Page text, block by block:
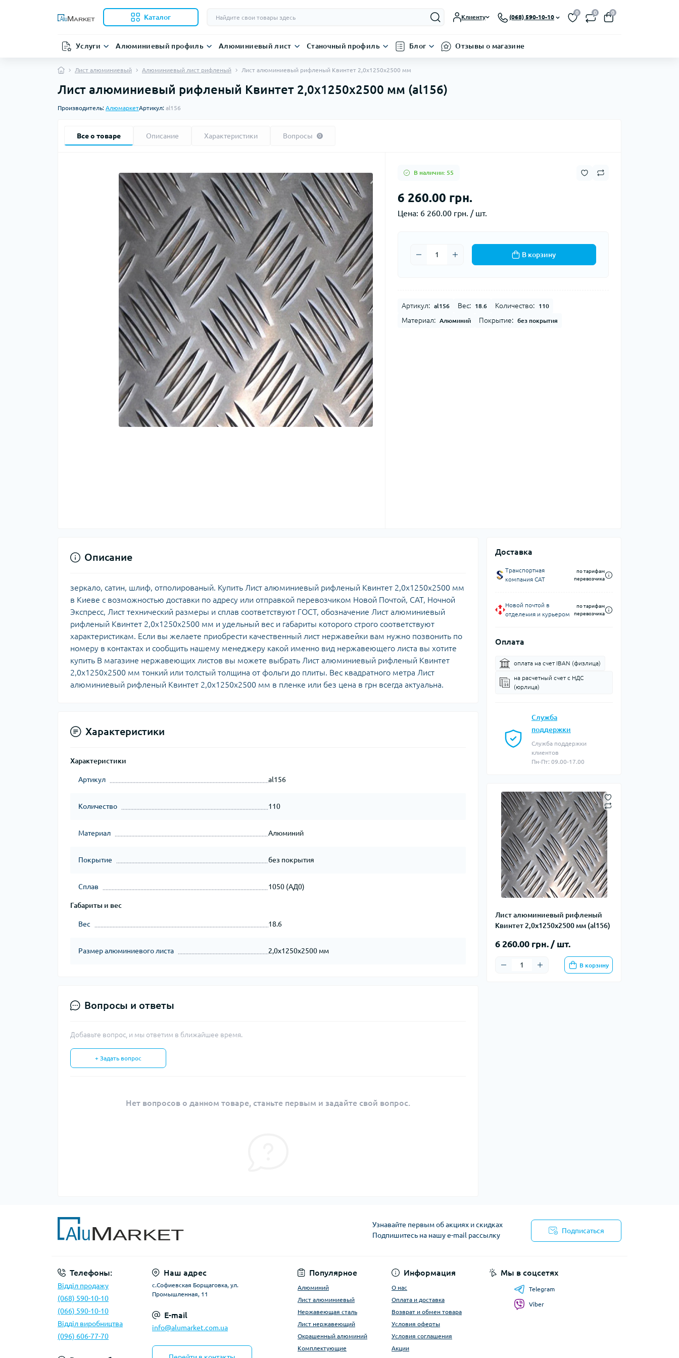
Каталог Клиенту (068) 590-10-10
0 0 0
Услуги Алюминиевый профиль Алюминиевый лист Станочный профиль Блог Отзывы о магазине
Лист алюминиевый Алюминиевый лист рифленый Лист алюминиевый рифленый Квинтет 2,0х1250х2500 мм
Лист алюминиевый рифленый Квинтет 2,0х1250х2500 мм (al156)
Производитель: АлюмаркетАртикул: al156
Все о товаре Описание Характеристики Вопросы 0
В наличии: 55
6 260.00 грн.
Цена: 6 260.00 грн. / шт.
В корзину
Артикул: al156 Вес: 18.6 Количество: 110
Материал: Алюминий Покрытие: без покрытия
Доставка
Транспортная
компания CAT
по тарифам
перевозчика
Новой почтой в
отделения и курьером
по тарифам
перевозчика
Оплата
оплата на счет IBAN (физлица)
на расчетный счет c НДС
(юрлица)
Служба
поддержки
Служба поддержки
клиентов
Пн-Пт: 09.00-17.00
Лист алюминиевый рифленый
Квинтет 2,0х1250х2500 мм (al156)
6 260.00 грн. / шт.
В корзину
Описание
зеркало, сатин, шлиф, отполированый. Купить Лист алюминиевый рифленый Квинтет 2,0х1250х2500 мм
в Киеве с возможностью доставки по адресу или отправкой перевозчиком Новой Почтой, САТ, Ночной
Экспресс, Лист технический размеры и сплав соответствуют ГОСТ, обозначение Лист алюминиевый
рифленый Квинтет 2,0х1250х2500 мм и удельный вес и габариты которого строго соответствуют
характеристикам. Если вы желаете приобрести качественный лист нержавейки вам нужно позвонить по
номеру в контактах и сообщить нашему менеджеру какой именно вид нержавеющего листа вы хотите
купить В магазине нержавеющих листов вы можете выбрать Лист алюминиевый рифленый Квинтет
2,0х1250х2500 мм тонкий или толстый толщина от фольги до плиты. Вес квадратного метра Лист
алюминиевый рифленый Квинтет 2,0х1250х2500 мм в пленке или без цена в грн всегда актуальна.
Характеристики
Характеристики
Артикул al156
Количество 110
Материал Алюминий
Покрытие без покрытия
Сплав 1050 (АД0)
Габариты и вес
Вес 18.6
Размер алюминиевого листа 2,0х1250х2500 мм
Вопросы и ответы
Добавьте вопрос, и мы ответим в ближайшее время.
+ Задать вопрос
Нет вопросов о данном товаре, станьте первым и задайте свой вопрос.
Узнавайте первым об акциях и скидках
Подпишитесь на нашу e-mail рассылку
Подписаться
Телефоны:
Відділ продажу
(068) 590-10-10
(066) 590-10-10
Відділ виробництва
(096) 606-77-70
Наш адрес
с.Софиевская Борщаговка, ул.
Промышленная, 11
E-mail
info@alumarket.com.ua
Популярное
Алюминий
Лист алюминиевый
Нержавеющая сталь
Лист нержавеющий
Окрашенный алюминий
Комплектующие
Информация
О нас
Оплата и доставка
Возврат и обмен товара
Условия оферты
Условия соглашения
Акции
Мы в соцсетях
Telegram
Viber